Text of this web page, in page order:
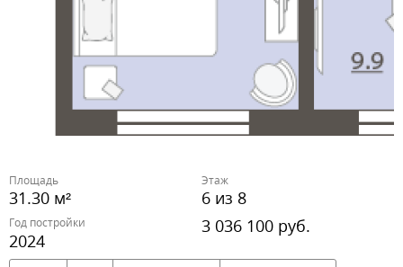
Площадь
31.30 м²
Этаж
6 из 8
Год постройки
2024
3 036 100 руб.